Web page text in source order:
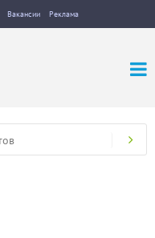
Вакансии Реклама